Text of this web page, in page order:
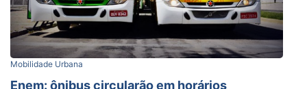
Mobilidade Urbana
Enem: ônibus circularão em horários